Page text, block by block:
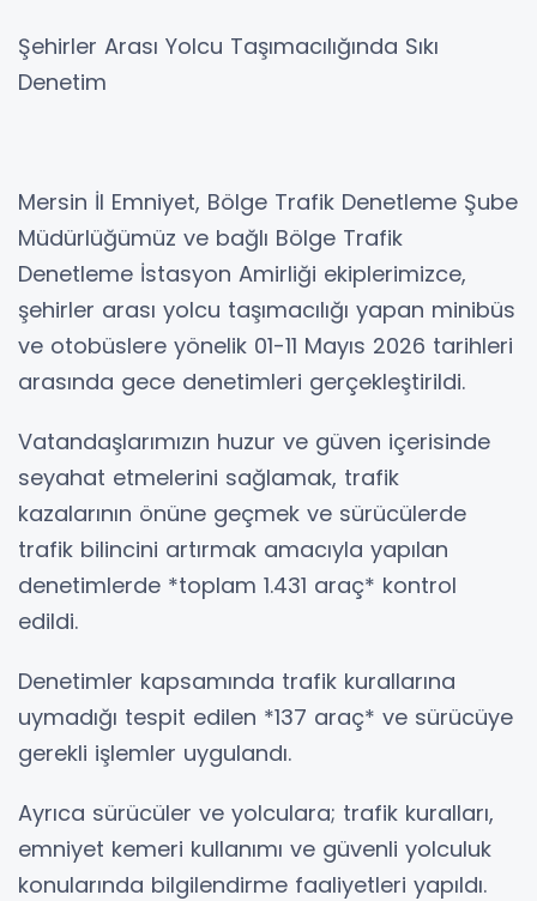
Şehirler Arası Yolcu Taşımacılığında Sıkı
Denetim
Mersin İl Emniyet, Bölge Trafik Denetleme Şube
Müdürlüğümüz ve bağlı Bölge Trafik
Denetleme İstasyon Amirliği ekiplerimizce,
şehirler arası yolcu taşımacılığı yapan minibüs
ve otobüslere yönelik 01-11 Mayıs 2026 tarihleri
arasında gece denetimleri gerçekleştirildi.
Vatandaşlarımızın huzur ve güven içerisinde
seyahat etmelerini sağlamak, trafik
kazalarının önüne geçmek ve sürücülerde
trafik bilincini artırmak amacıyla yapılan
denetimlerde *toplam 1.431 araç* kontrol
edildi.
Denetimler kapsamında trafik kurallarına
uymadığı tespit edilen *137 araç* ve sürücüye
gerekli işlemler uygulandı.
Ayrıca sürücüler ve yolculara; trafik kuralları,
emniyet kemeri kullanımı ve güvenli yolculuk
konularında bilgilendirme faaliyetleri yapıldı.